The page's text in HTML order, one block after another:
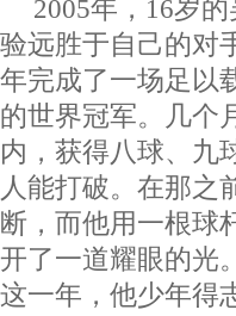
2005年，16岁
验远胜于自己的对
年完成了一场足以
的世界冠军。几个
内，获得八球、九
人能打破。在那之
断，而他用一根球
开了一道耀眼的光
这一年，他少年得